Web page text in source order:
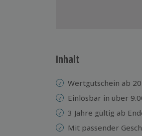
Inhalt
Wertgutschein ab
Einlösbar in über
3 Jahre gültig ab
Mit passender